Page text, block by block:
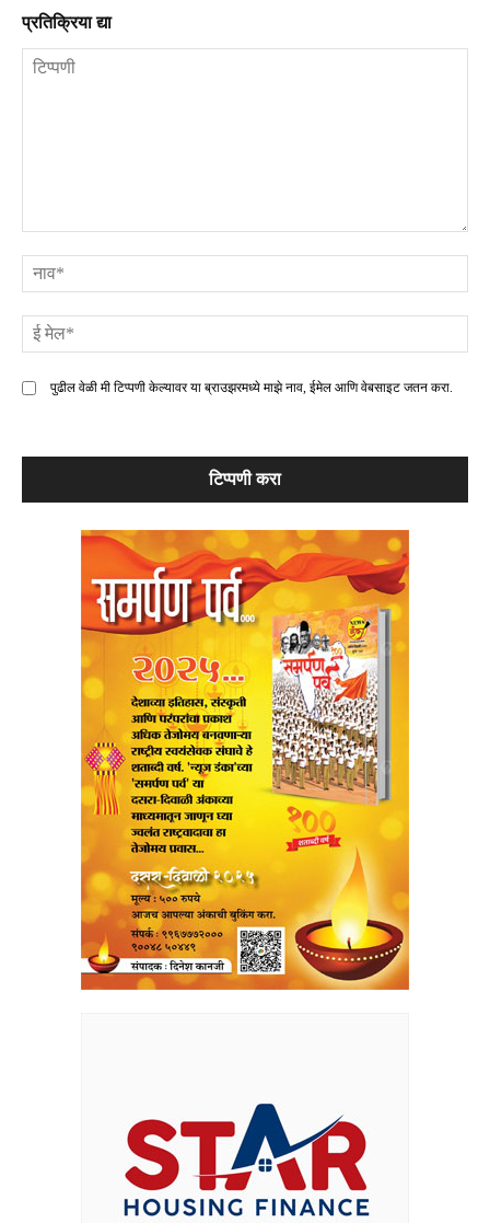
प्रतिक्रिया द्या
पुढील वेळी मी टिप्पणी केल्यावर या ब्राउझरमध्ये माझे नाव, ईमेल आणि वेबसाइट जतन करा.